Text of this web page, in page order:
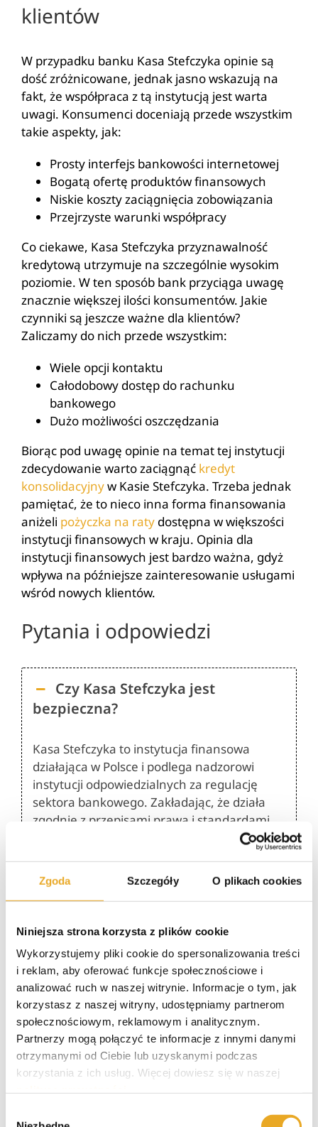
Zgoda Szczegóły O plikach cookies
Niniejsza strona korzysta z plików cookie
Wykorzystujemy pliki cookie do spersonalizowania treści
i reklam, aby oferować funkcje społecznościowe i
analizować ruch w naszej witrynie. Informacje o tym, jak
korzystasz z naszej witryny, udostępniamy partnerom
społecznościowym, reklamowym i analitycznym.
Partnerzy mogą połączyć te informacje z innymi danymi
otrzymanymi od Ciebie lub uzyskanymi podczas
korzystania z ich usług. Więcej dowiesz się w naszej
klientów
W przypadku banku Kasa Stefczyka opinie są
dość zróżnicowane, jednak jasno wskazują na
fakt, że współpraca z tą instytucją jest warta
uwagi. Konsumenci doceniają przede wszystkim
takie aspekty, jak:
Prosty interfejs bankowości internetowej
Bogatą ofertę produktów finansowych
Niskie koszty zaciągnięcia zobowiązania
Przejrzyste warunki współpracy
Co ciekawe, Kasa Stefczyka przyznawalność
kredytową utrzymuje na szczególnie wysokim
poziomie. W ten sposób bank przyciąga uwagę
znacznie większej ilości konsumentów. Jakie
czynniki są jeszcze ważne dla klientów?
Zaliczamy do nich przede wszystkim:
Wiele opcji kontaktu
Całodobowy dostęp do rachunku
bankowego
Dużo możliwości oszczędzania
Biorąc pod uwagę opinie na temat tej instytucji
zdecydowanie warto zaciągnąć kredyt
konsolidacyjnyw Kasie Stefczyka. Trzeba jednak
pamiętać, że to nieco inna forma finansowania
aniżeli pożyczka na raty dostępna w większości
instytucji finansowych w kraju. Opinia dla
instytucji finansowych jest bardzo ważna, gdyż
wpływa na późniejsze zainteresowanie usługami
wśród nowych klientów.
Pytania i odpowiedzi
Czy Kasa Stefczyka jest
bezpieczna?
Kasa Stefczyka to instytucja finansowa
działająca w Polsce i podlega nadzorowi
instytucji odpowiedzialnych za regulację
sektora bankowego. Zakładając, że działa
zgodnie z przepisami prawa i standardami
bezpieczeństwa finansowego, można uznać
zdolność kredytową?
Czy Kasa Stefczyka to jest bank?
Czy Kasa Stefczyka kieruję
sprawę do sądu jeżeli nie spłacam
zobowiązań?
Ile razy można przedłużyć